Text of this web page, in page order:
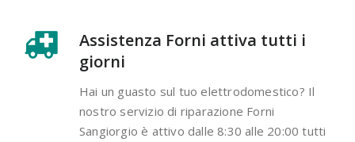
Assistenza Forni attiva tutti i
giorni
Hai un guasto sul tuo elettrodomestico? Il
nostro servizio di riparazione Forni
Sangiorgio è attivo dalle 8:30 alle 20:00 tutti